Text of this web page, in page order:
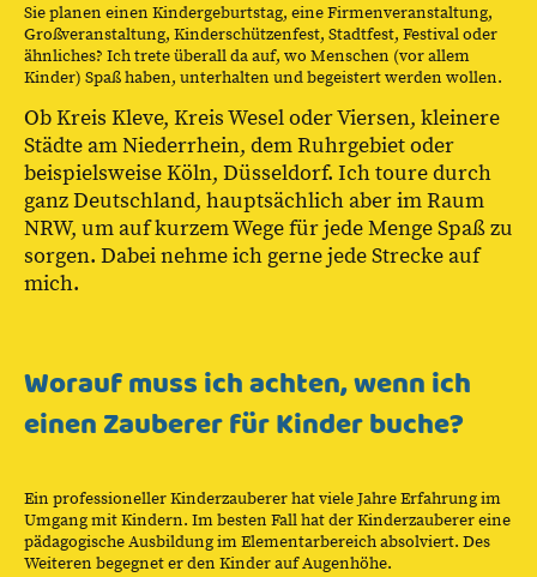
Sie planen einen Kindergeburtstag, eine Firmenveranstaltung,
Großveranstaltung, Kinderschützenfest, Stadtfest, Festival oder
ähnliches? Ich trete überall da auf, wo Menschen (vor allem
Kinder) Spaß haben, unterhalten und begeistert werden wollen.
Ob Kreis Kleve, Kreis Wesel oder Viersen, kleinere
Städte am Niederrhein, dem Ruhrgebiet oder
beispielsweise Köln, Düsseldorf. Ich toure durch
ganz Deutschland, hauptsächlich aber im Raum
NRW, um auf kurzem Wege für jede Menge Spaß zu
sorgen. Dabei nehme ich gerne jede Strecke auf
mich.
Worauf muss ich achten, wenn ich
einen Zauberer für Kinder buche?
Ein professioneller Kinderzauberer hat viele Jahre Erfahrung im
Umgang mit Kindern. Im besten Fall hat der Kinderzauberer eine
pädagogische Ausbildung im Elementarbereich absolviert. Des
Weiteren begegnet er den Kinder auf Augenhöhe.